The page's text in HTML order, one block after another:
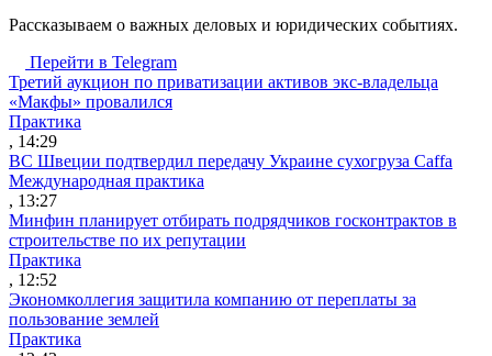
Рассказываем о важных деловых и юридических событиях.
Перейти в Telegram
Третий аукцион по приватизации активов экс-владельца
«Макфы» провалился
Практика
, 14:29
ВС Швеции подтвердил передачу Украине сухогруза Caffa
Международная практика
, 13:27
Минфин планирует отбирать подрядчиков госконтрактов в
строительстве по их репутации
Практика
, 12:52
Экономколлегия защитила компанию от переплаты за
пользование землей
Практика